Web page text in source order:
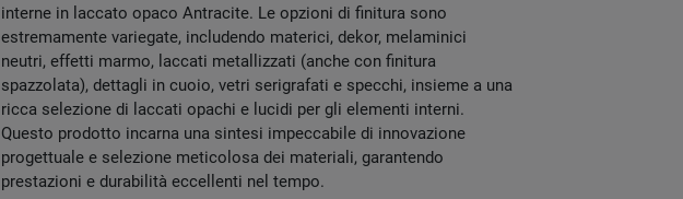
interne in laccato opaco Antracite. Le opzioni di finitura sono
estremamente variegate, includendo materici, dekor, melaminici
neutri, effetti marmo, laccati metallizzati (anche con finitura
spazzolata), dettagli in cuoio, vetri serigrafati e specchi, insieme a una
ricca selezione di laccati opachi e lucidi per gli elementi interni.
Questo prodotto incarna una sintesi impeccabile di innovazione
progettuale e selezione meticolosa dei materiali, garantendo
prestazioni e durabilità eccellenti nel tempo.